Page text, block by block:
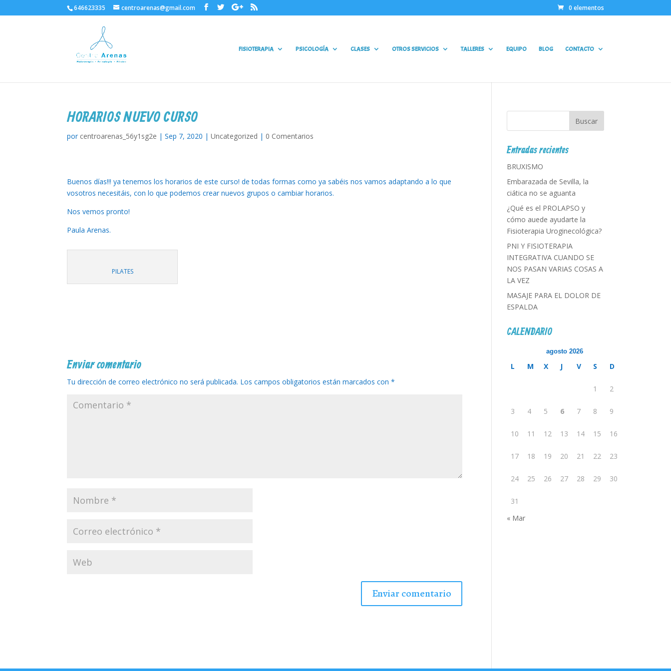
646623335 centroarenas@gmail.com 0 elementos
FISIOTERAPIA PSICOLOGÍA CLASES OTROS SERVICIOS TALLERES EQUIPO BLOG CONTACTO
HORARIOS NUEVO CURSO
por centroarenas_56y1sg2e |Sep 7, 2020 |Uncategorized | 0 Comentarios
Buenos días!!! ya tenemos los horarios de este curso! de todas formas como ya sabéis nos vamos adaptando a lo que
vosotros necesitáis, con lo que podemos crear nuevos grupos o cambiar horarios.
Nos vemos pronto!
Paula Arenas.
PILATES
Enviar comentario
Tu dirección de correo electrónico no será publicada. Los campos obligatorios están marcados con*
Entradas recientes
BRUXISMO
Embarazada de Sevilla, la
ciática no se aguanta
¿Qué es el PROLAPSO y
cómo auede ayudarte la
Fisioterapia Uroginecológica?
PNI Y FISIOTERAPIA
INTEGRATIVA CUANDO SE
NOS PASAN VARIAS COSAS A
LA VEZ
MASAJE PARA EL DOLOR DE
ESPALDA
CALENDARIO
agosto 2026
L M X J V S D
1 2
3 4 5 6 7 8 9
10 11 12 13 14 15 16
17 18 19 20 21 22 23
24 25 26 27 28 29 30
31
« Mar